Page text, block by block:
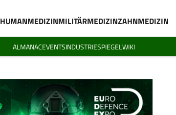
HUMANMEDIZINMILITÄRMEDIZINZAHNMEDIZIN
ALMANACEVENTSINDUSTRIESPIEGELWIKI